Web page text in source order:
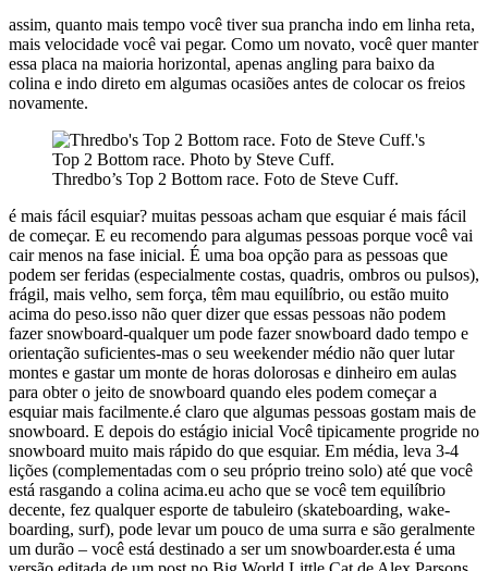
assim, quanto mais tempo você tiver sua prancha indo em linha reta,
mais velocidade você vai pegar. Como um novato, você quer manter
essa placa na maioria horizontal, apenas angling para baixo da
colina e indo direto em algumas ocasiões antes de colocar os freios
novamente.
Thredbo’s Top 2 Bottom race. Foto de Steve Cuff.
é mais fácil esquiar? muitas pessoas acham que esquiar é mais fácil
de começar. E eu recomendo para algumas pessoas porque você vai
cair menos na fase inicial. É uma boa opção para as pessoas que
podem ser feridas (especialmente costas, quadris, ombros ou pulsos),
frágil, mais velho, sem força, têm mau equilíbrio, ou estão muito
acima do peso.isso não quer dizer que essas pessoas não podem
fazer snowboard-qualquer um pode fazer snowboard dado tempo e
orientação suficientes-mas o seu weekender médio não quer lutar
montes e gastar um monte de horas dolorosas e dinheiro em aulas
para obter o jeito de snowboard quando eles podem começar a
esquiar mais facilmente.é claro que algumas pessoas gostam mais de
snowboard. E depois do estágio inicial Você tipicamente progride no
snowboard muito mais rápido do que esquiar. Em média, leva 3-4
lições (complementadas com o seu próprio treino solo) até que você
está rasgando a colina acima.eu acho que se você tem equilíbrio
decente, fez qualquer esporte de tabuleiro (skateboarding, wake-
boarding, surf), pode levar um pouco de uma surra e são geralmente
um durão – você está destinado a ser um snowboarder.esta é uma